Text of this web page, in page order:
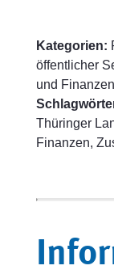
Kategorien:
öffentlicher
und Finanzen
Thüringer
Finanzen,